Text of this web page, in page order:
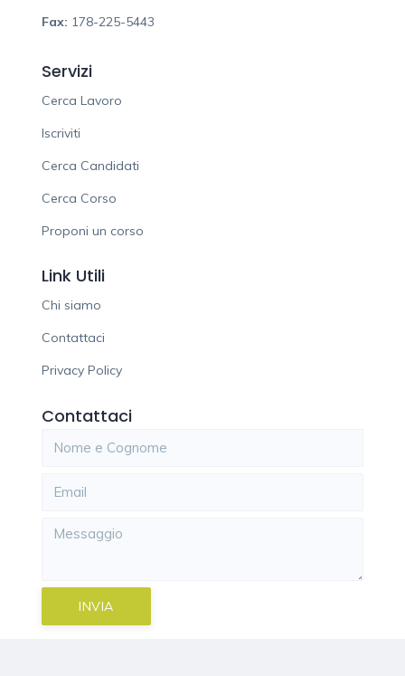
Fax: 178-225-5443
Servizi
Cerca Lavoro
Iscriviti
Cerca Candidati
Cerca Corso
Proponi un corso
Link Utili
Chi siamo
Contattaci
Privacy Policy
Contattaci
INVIA